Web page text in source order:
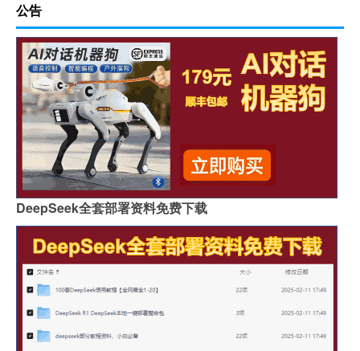
公告
DeepSeek全套部署资料免费下载